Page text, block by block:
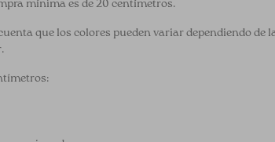
mínima es de 20 centímetros.
que los colores pueden variar dependiendo de